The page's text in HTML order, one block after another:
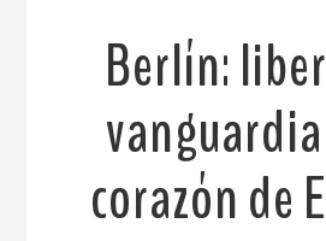
Berlín:
corazón de